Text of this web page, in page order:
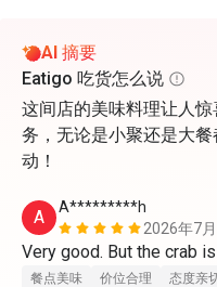
AI 摘要
Eatigo 吃货怎么说
这间店的美味料理让人
务，无论是小聚还是大
动！
A
A*********h
2026年7
Very good. But the crab
餐点美味 价位合理 态度亲